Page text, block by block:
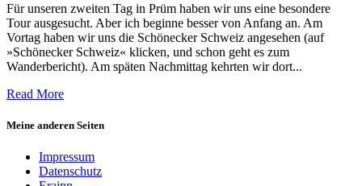
Für unseren zweiten Tag in Prüm haben wir uns eine besondere
Tour ausgesucht. Aber ich beginne besser von Anfang an. Am
Vortag haben wir uns die Schönecker Schweiz angesehen (auf
»Schönecker Schweiz« klicken, und schon geht es zum
Wanderbericht). Am späten Nachmittag kehrten wir dort...
Read More
Meine anderen Seiten
Impressum
Datenschutz